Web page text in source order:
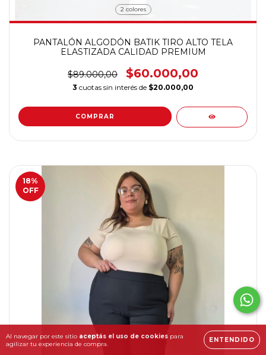
Al navegar por este sitio aceptás el uso de cookies para
agilizar tu experiencia de compra.
ENTENDIDO
2 colores
PANTALÓN ALGODÓN BATIK TIRO ALTO TELA
ELASTIZADA CALIDAD PREMIUM
$89.000,00 $60.000,00
3 cuotas sin interés de $20.000,00
COMPRAR
18%
OFF